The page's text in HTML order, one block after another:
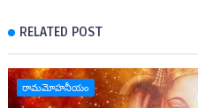
RELATED POST
రామమోహనీయం